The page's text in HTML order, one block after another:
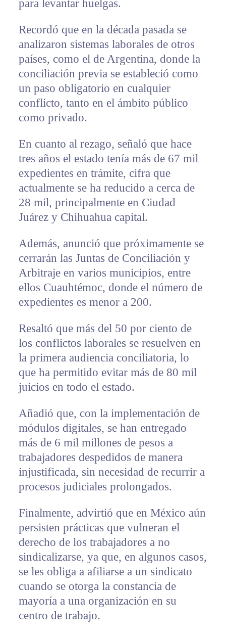
para levantar huelgas.
Recordó que en la década pasada se
analizaron sistemas laborales de otros
países, como el de Argentina, donde la
conciliación previa se estableció como
un paso obligatorio en cualquier
conflicto, tanto en el ámbito público
como privado.
En cuanto al rezago, señaló que hace
tres años el estado tenía más de 67 mil
expedientes en trámite, cifra que
actualmente se ha reducido a cerca de
28 mil, principalmente en Ciudad
Juárez y Chihuahua capital.
Además, anunció que próximamente se
cerrarán las Juntas de Conciliación y
Arbitraje en varios municipios, entre
ellos Cuauhtémoc, donde el número de
expedientes es menor a 200.
Resaltó que más del 50 por ciento de
los conflictos laborales se resuelven en
la primera audiencia conciliatoria, lo
que ha permitido evitar más de 80 mil
juicios en todo el estado.
Añadió que, con la implementación de
módulos digitales, se han entregado
más de 6 mil millones de pesos a
trabajadores despedidos de manera
injustificada, sin necesidad de recurrir a
procesos judiciales prolongados.
Finalmente, advirtió que en México aún
persisten prácticas que vulneran el
derecho de los trabajadores a no
sindicalizarse, ya que, en algunos casos,
se les obliga a afiliarse a un sindicato
cuando se otorga la constancia de
mayoría a una organización en su
centro de trabajo.